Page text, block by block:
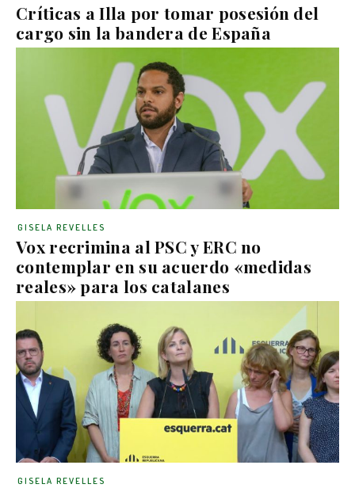
Críticas a Illa por tomar posesión del
cargo sin la bandera de España
Vox recrimina al PSC y ERC no
contemplar en su acuerdo «medidas
reales» para los catalanes
GISELA REVELLES
GISELA REVELLES